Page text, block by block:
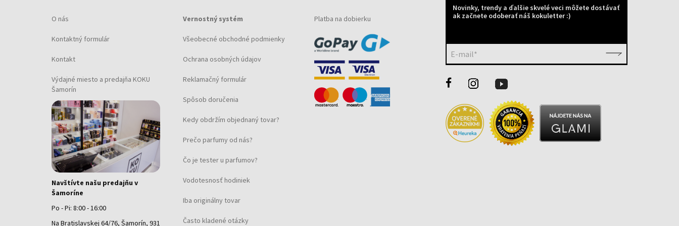
O nás
Kontaktný formulár
Kontakt
Výdajné miesto a predajňa KOKU
Šamorín
Navštívte našu predajňu v
Šamoríne
Po - Pi: 8:00 - 16:00
Na Bratislavskej 64/76, Šamorín, 931
Vernostný systém
Všeobecné obchodné podmienky
Ochrana osobných údajov
Reklamačný formulár
Spôsob doručenia
Kedy obdržím objednaný tovar?
Prečo parfumy od nás?
Čo je tester u parfumov?
Vodotesnosť hodiniek
Iba originálny tovar
Často kladené otázky
Platba na dobierku
Novinky, trendy a ďalšie skvelé veci môžete dostávať
ak začnete odoberať náš kokuletter :)
E-mail*